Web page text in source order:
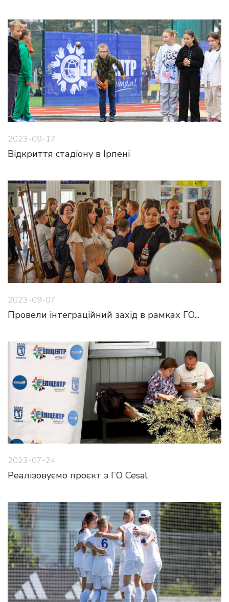
2023-09-17
Відкриття стадіону в Ірпені
2023-09-07
Провели інтеграційний захід в рамках ГО...
2023-07-24
Реалізовуємо проєкт з ГО Cesal